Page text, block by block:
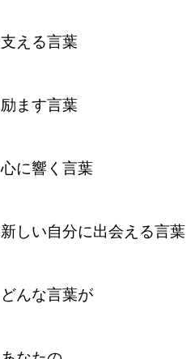
支える言葉
励ます言葉
心に響く言葉
新しい自分に出会える言葉
どんな言葉が